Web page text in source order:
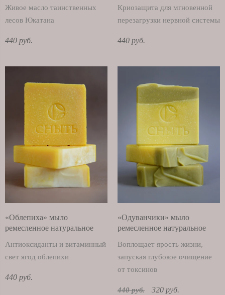
Живое масло таинственных
лесов Юкатана
440 руб.
Криозащита для мгновенной
перезагрузки нервной системы
440 руб.
«Облепиха» мыло
ремесленное натуральное
Антиоксиданты и витаминный
свет ягод облепихи
440 руб.
«Одуванчики» мыло
ремесленное натуральное
Воплощает ярость жизни,
запуская глубокое очищение
от токсинов
440 руб. 320 руб.